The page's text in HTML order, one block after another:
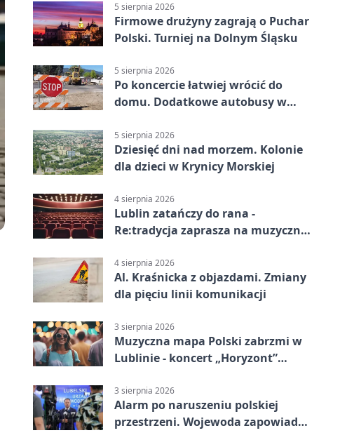
5 sierpnia 2026
Firmowe drużyny zagrają o Puchar
Polski. Turniej na Dolnym Śląsku
5 sierpnia 2026
Po koncercie łatwiej wrócić do
domu. Dodatkowe autobusy w
5 sierpnia 2026
Dziesięć dni nad morzem. Kolonie
dla dzieci w Krynicy Morskiej
4 sierpnia 2026
Lublin zatańczy do rana -
Re:tradycja zaprasza na muzyczną
4 sierpnia 2026
Al. Kraśnicka z objazdami. Zmiany
dla pięciu linii komunikacji
3 sierpnia 2026
Muzyczna mapa Polski zabrzmi w
Lublinie - koncert „Horyzont”
3 sierpnia 2026
Alarm po naruszeniu polskiej
przestrzeni. Wojewoda zapowiada